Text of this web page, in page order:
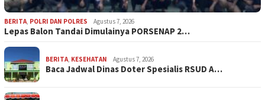
BERITA, POLRI DAN POLRES Agustus 7, 2026
Lepas Balon Tandai Dimulainya PORSENAP 2…
BERITA, KESEHATAN Agustus 7, 2026
Baca Jadwal Dinas Doter Spesialis RSUD A…